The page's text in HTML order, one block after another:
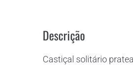
Descrição
Castiçal solitário